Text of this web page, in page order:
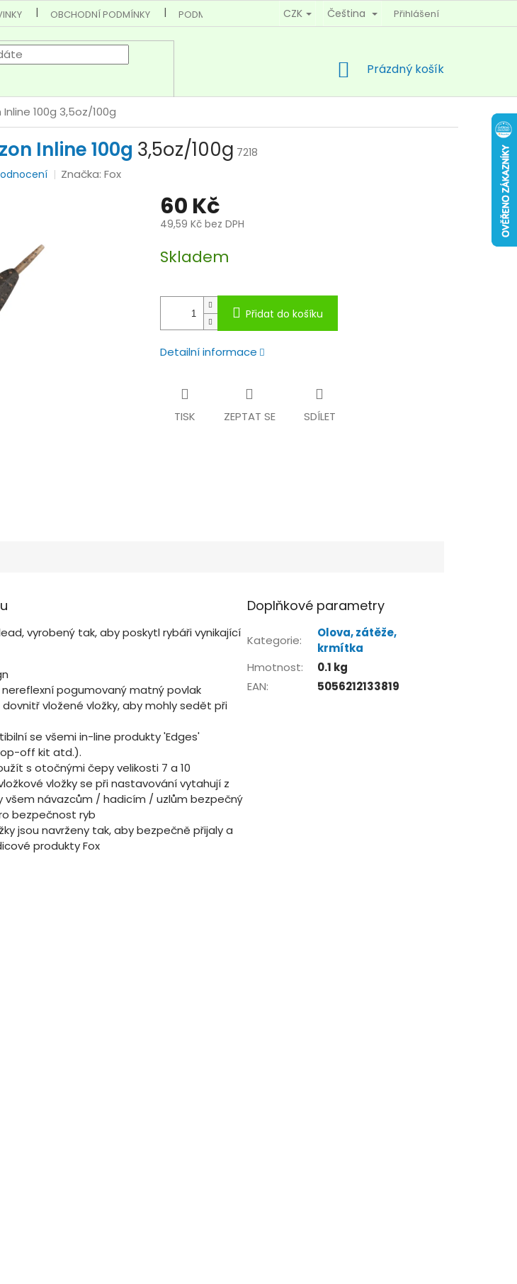
OBCHODNÍ PODMÍNKY PODMÍNKY OCHRANY OSOBNÍCH ÚDAJŮ KONTAKTY
CZK Čeština Přihlášení
NÁKUPNÍ
Prázdný košík
Inline 100g 3,5oz/100g
Inline 100g 3,5oz/100g 7218
Značka:Fox
60 Kč
49,59 Kč bez DPH
cena:
Skladem
Přidat do košíku
Detailní informace
TISK ZEPTAT SE SDÍLET
vyrobený tak, aby poskytl rybáři vynikající
pogumovaný matný povlak
vložené vložky, aby mohly sedět při
se všemi in-line produkty 'Edges'
off kit atd.).
s otočnými čepy velikosti 7 a 10
vložky se při nastavování vytahují z
všem návazcům / hadicím / uzlům bezpečný
bezpečnost ryb
jsou navrženy tak, aby bezpečně přijaly a
produkty Fox
Doplňkové parametry
Kategorie:
Olova, zátěže,
krmítka
Hmotnost:
0.1 kg
EAN: 5056212133819